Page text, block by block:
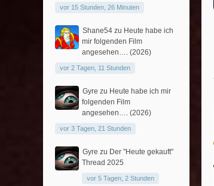
vor 15 Stunden, 26 Minuten
Shane54 zu Heute habe ich
mir folgenden Film
angesehen…. (2026)
vor 2 Tagen, 11 Stunden
Gyre zu Heute habe ich mir
folgenden Film
angesehen…. (2026)
vor 3 Tagen, 21 Stunden
Gyre zu Der "Heute gekauft"
Thread 2025
vor 5 Tagen, 2 Stunden